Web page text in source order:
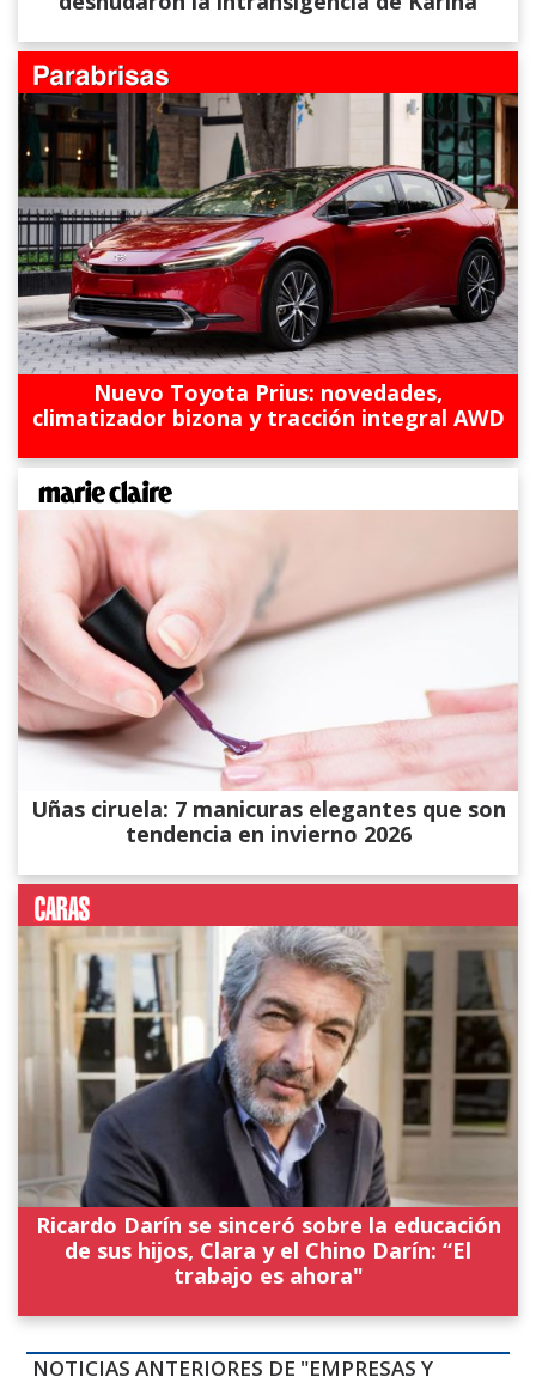
Nuevo Toyota Prius: novedades,
climatizador bizona y tracción integral AWD
Uñas ciruela: 7 manicuras elegantes que son
tendencia en invierno 2026
Ricardo Darín se sinceró sobre la educación
de sus hijos, Clara y el Chino Darín: “El
trabajo es ahora"
NOTICIAS ANTERIORES DE "EMPRESAS Y